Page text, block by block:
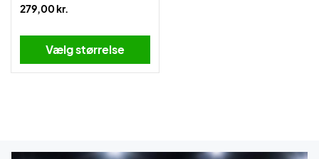
279,00 kr.
Vælg størrelse